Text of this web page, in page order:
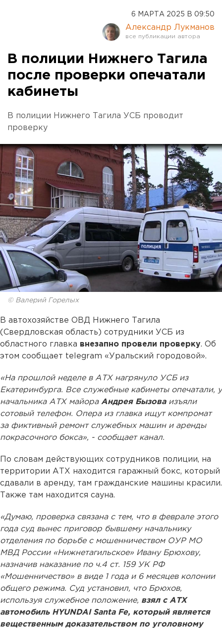
6 МАРТА 2025 В 09:50
Александр Лукманов
В полиции Нижнего Тагила
после проверки опечатали
кабинеты
В полиции Нижнего Тагила УСБ проводит
проверку
© Валерий Горелых
В автохозяйстве ОВД Нижнего Тагила
(Свердловская область) сотрудники УСБ из
областного главка внезапно провели проверку. Об
этом сообщает telegram «Уральский городовой».
«На прошлой неделе в АТХ нагрянуло УСБ из
Екатеринбурга. Все служебные кабинеты опечатали, у
начальника АТХ майора Андрея Бызоваизъяли
сотовый телефон. Опера из главка ищут компромат
за фиктивный ремонт служебных машин и аренды
покрасочного бокса», - сообщает канал.
По словам действующих сотрудников полиции, на
территории АТХ находится гаражный бокс, который
сдавали в аренду, там гражданские машины красили.
Также там находится сауна.
«Думаю, проверка связана с тем, что в феврале этого
года суд вынес приговор бывшему начальнику
отделения по борьбе с мошенничеством ОУР МО
МВД России «Нижнетагильское» Ивану Брюхову,
назначив наказание по ч.4 ст. 159 УК РФ
«Мошенничество» в виде 1 года и 6 месяцев колонии
общего режима. Суд установил, что Брюхов,
используя служебное положение, взял с АТХ
автомобиль HYUNDAI Santa Fe, который является
вещественным доказательством по уголовному